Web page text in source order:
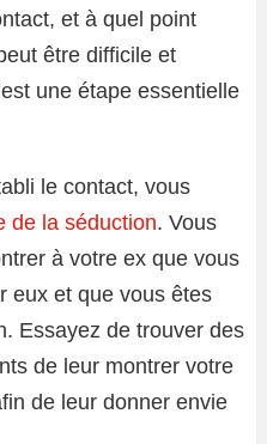
et à quel point
être difficile et
une étape essentielle
le contact, vous
de la séduction. Vous
à votre ex que vous
eux et que vous êtes
Essayez de trouver des
de leur montrer votre
de leur donner envie